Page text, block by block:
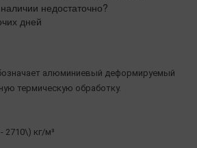
недостаточно?
дней
алюминиевый деформируемый
термическую обработку.
2710\) кг/м³